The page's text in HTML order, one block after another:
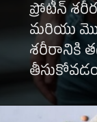
ప్రోటీన్
మరియు
శరీరానికి
తీసుకోవడం